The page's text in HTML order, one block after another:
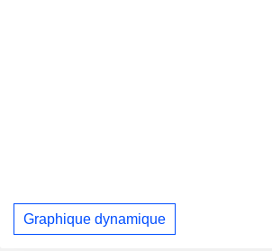
Graphique dynamique